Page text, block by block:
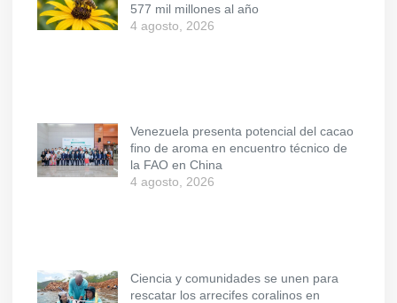
577 mil millones al año
4 agosto, 2026
Venezuela presenta potencial del cacao
fino de aroma en encuentro técnico de
la FAO en China
4 agosto, 2026
Ciencia y comunidades se unen para
rescatar los arrecifes coralinos en